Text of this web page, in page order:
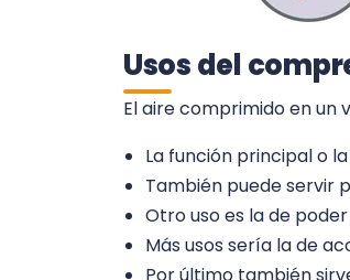
Usos del
El aire comprimido en
La función principal o
También puede servir
Otro uso es la de
Más usos sería la de